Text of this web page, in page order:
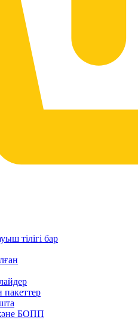
тілігі бар
пакеттер
БОПП